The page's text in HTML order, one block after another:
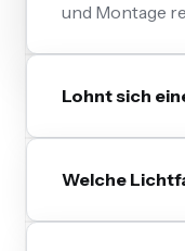
und Montage
Lohnt sich
Welche